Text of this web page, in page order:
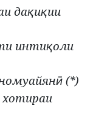
дақиқии
интиқоли
ӣ (*)